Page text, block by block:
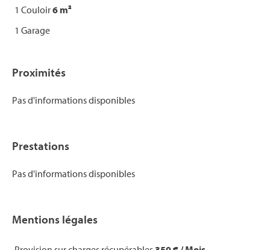
1 Couloir6 m²
1 Garage
Proximités
Pas d'informations disponibles
Prestations
Pas d'informations disponibles
Mentions légales